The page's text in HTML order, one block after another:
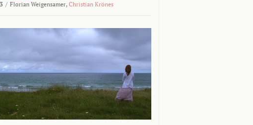
/ Florian Weigensamer, Christian Krönes